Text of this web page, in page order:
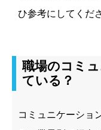
ひ参考にしてくだ
職場のコミ
ている？
コミュニケーショ